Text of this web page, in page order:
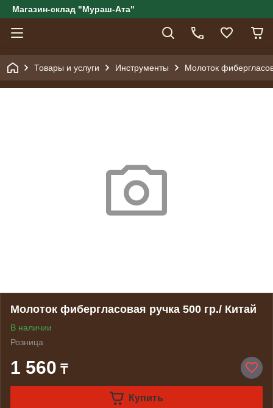
Магазин-склад "Мураш-Ата"
Товары и услуги Инструменты Молоток
Молоток фибергласовая ручка 500 гр./ Китай
В наличии
Розница
1 560 ₸
Купить